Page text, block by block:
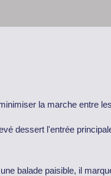
la marche entre
dessert l'entrée
balade paisible, il